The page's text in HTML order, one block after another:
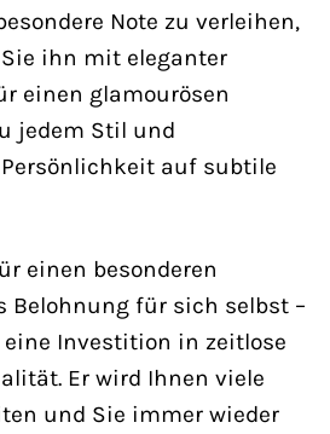
Note zu verleihen,
ihn mit eleganter
einen glamourösen
jedem Stil und
auf subtile
einen besonderen
Belohnung für sich selbst –
Investition in zeitlose
Er wird Ihnen viele
und Sie immer wieder